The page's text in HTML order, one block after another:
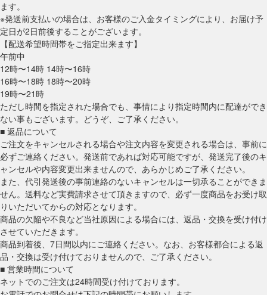
ます。
※発送前支払いの場合は、お客様のご入金タイミングにより、お届け予
定日が2日前後することがございます。
【配送希望時間帯をご指定出来ます】
午前中
12時〜14時 14時〜16時
16時〜18時 18時〜20時
19時〜21時
ただし時間を指定された場合でも、事情により指定時間内に配達ができ
ない事もございます。どうぞ、ご了承ください。
■ 返品について
ご注文をキャンセルされる場合や注文内容を変更される場合は、事前に
必ずご連絡ください。発送前であれば対応可能ですが、発送完了後のキ
ャンセルや内容変更出来ませんので、あらかじめご了承ください。
また、代引発送後の事前連絡のないキャンセルは一切承ることができま
せん。送料など実費請求させて頂きますので、必ず一度商品をお受け取
りいただいてからの対応となります。
商品の欠陥や不良など当社原因による場合には、返品・交換を受け付け
させていただきます。
商品到着後、7日間以内にご連絡ください。なお、お客様都合による返
品・交換は受け付けておりませんので、ご了承ください。
■ 営業時間について
ネットでのご注文は24時間受け付けております。